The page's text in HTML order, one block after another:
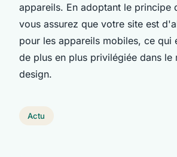
appareils. En adoptant le principe
vous assurez que votre site est
pour les appareils mobiles, ce qui
de plus en plus privilégiée dans le
design.
Actu